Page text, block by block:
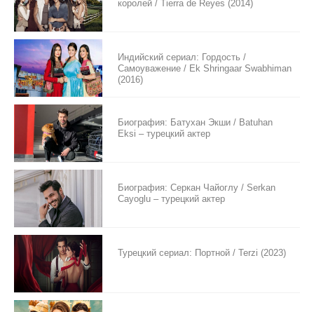
королей / Tierra de Reyes (2014)
Индийский сериал: Гордость /
Самоуважение / Ek Shringaar Swabhiman
(2016)
Биография: Батухан Экши / Batuhan
Eksi – турецкий актер
Биография: Серкан Чайоглу / Serkan
Cayoglu – турецкий актер
Турецкий сериал: Портной / Terzi (2023)